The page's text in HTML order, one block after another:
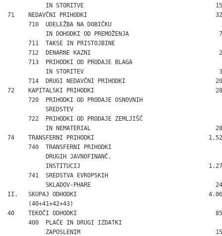
IN STORITVE
71    NEDAVČNI PRIHODKI
      710  UDELEŽBA NA DOBIČKU
IN DOHODKI OD PREMOŽENJA
711  TAKSE IN PRISTOJBINE
712  DENARNE KAZNI
      713  PRIHODKI OD PRODAJE BLAGA
IN STORITEV
714  DRUGI NEDAVČNI PRIHODKI
72    KAPITALSKI PRIHODKI
      720  PRIHODKI OD PRODAJE OSNOVNIH
SREDSTEV
      722  PRIHODKI OD PRODAJE ZEMLJIŠČ
IN NEMATERIAL
74    TRANSFERNI PRIHODKI
      740  TRANSFERNI PRIHODKI
           DRUGIH JAVNOFINANČ.
INSTITUCIJ
      741  SREDSTVA EVROPSKIH
SKLADOV-PHARE
II.   SKUPAJ ODHODKI
      (40+41+42+43)
40    TEKOČI ODHODKI
      400  PLAČE IN DRUGI IZDATKI
ZAPOSLENIM